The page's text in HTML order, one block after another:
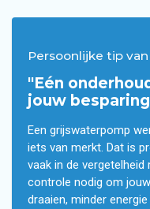
Persoonlijke tip
"Eén
jouw
Een grijswaterpomp
iets van merkt. Dat is
vaak in de vergetelheid
controle nodig om
draaien, minder